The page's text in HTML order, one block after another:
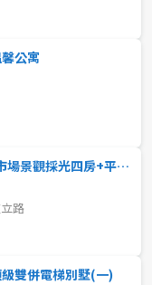
公寓
降價了#R15自由黃昏市場景觀採光四房+平車#陽台進出
路
雙併電梯別墅(一)